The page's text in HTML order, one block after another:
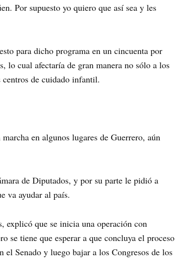
Por supuesto yo quiero que así sea y les
para dicho programa en un cincuenta por
lo cual afectaría de gran manera no sólo a los
centros de cuidado infantil.
en algunos lugares de Guerrero, aún
de Diputados, y por su parte le pidió a
va ayudar al país.
explicó que se inicia una operación con
se tiene que esperar a que concluya el proceso
Senado y luego bajar a los Congresos de los